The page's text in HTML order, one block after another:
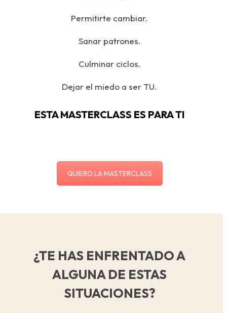
Permitirte cambiar.
Sanar patrones.
Culminar ciclos.
Dejar el miedo a ser TU.
ESTA MASTERCLASS ES PARA TI
QUIERO LA MASTERCLASS
¿TE HAS ENFRENTADO A
ALGUNA DE ESTAS
SITUACIONES?